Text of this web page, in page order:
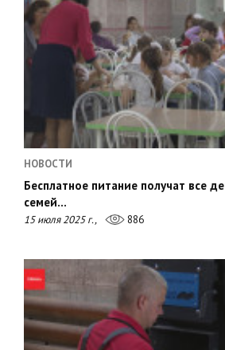
НОВОСТИ
Бесплатное питание получат все
семей…
15 июля 2025 г., 886